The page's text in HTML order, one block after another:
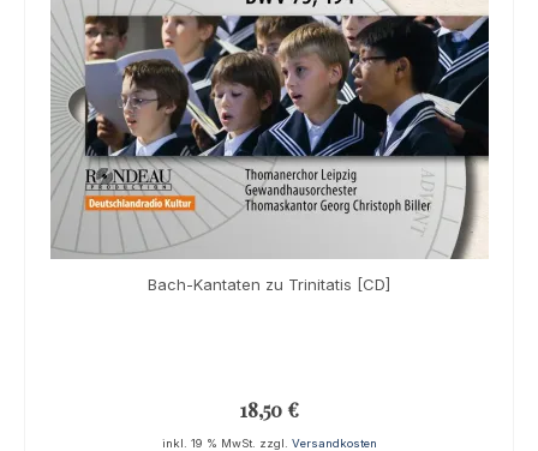
Bach-Kantaten zu Trinitatis [CD]
18,50 €
inkl. 19 % MwSt. zzgl. Versandkosten